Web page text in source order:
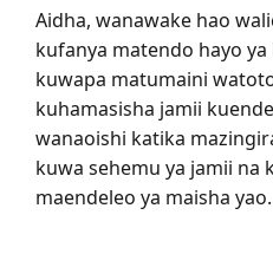
Aidha, wanawake hao
kufanya matendo hayo
kuwapa matumaini
kuhamasisha jamii
wanaoishi katika
kuwa sehemu ya jamii na
maendeleo ya maisha yao.